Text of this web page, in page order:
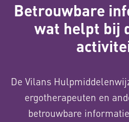
Betrouwbare
wat helpt bij
De Vilans
ergotherapeuten en
betrouwbare